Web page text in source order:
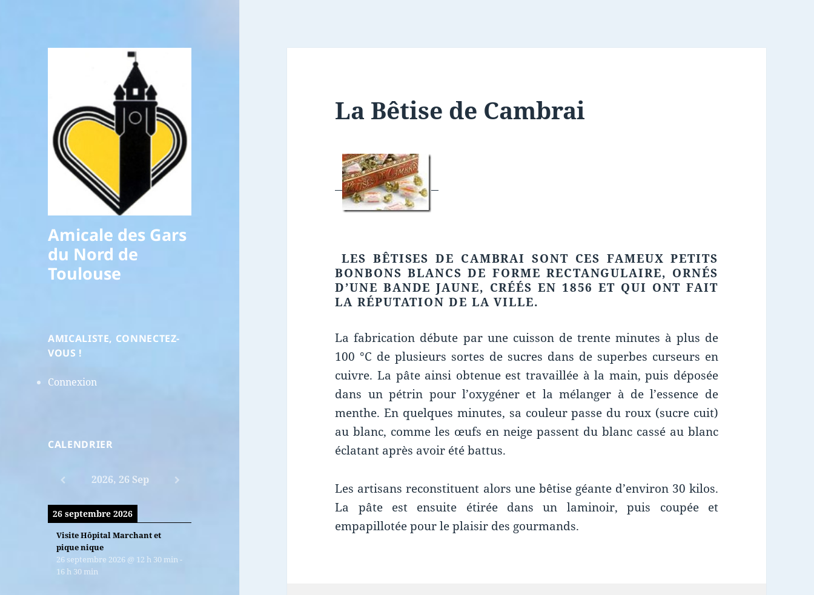
Amicale des Gars
du Nord de
Toulouse
AMICALISTE, CONNECTEZ-
VOUS !
Connexion
CALENDRIER
2026, 26 Sep
26 septembre 2026
Visite Hôpital Marchant et
pique nique
26 septembre 2026 @ 12 h 30 min-
16 h 30 min
La Bêtise de Cambrai
LES BÊTISES DE CAMBRAI SONT CES FAMEUX PETITS
BONBONS BLANCS DE FORME RECTANGULAIRE, ORNÉS
D’UNE BANDE JAUNE, CRÉÉS EN 1856 ET QUI ONT FAIT
LA RÉPUTATION DE LA VILLE.
La fabrication débute par une cuisson de trente minutes à plus de
100 °C de plusieurs sortes de sucres dans de superbes curseurs en
cuivre. La pâte ainsi obtenue est travaillée à la main, puis déposée
dans un pétrin pour l’oxygéner et la mélanger à de l’essence de
menthe. En quelques minutes, sa couleur passe du roux (sucre cuit)
au blanc, comme les œufs en neige passent du blanc cassé au blanc
éclatant après avoir été battus.
Les artisans reconstituent alors une bêtise géante d’environ 30 kilos.
La pâte est ensuite étirée dans un laminoir, puis coupée et
empapillotée pour le plaisir des gourmands.